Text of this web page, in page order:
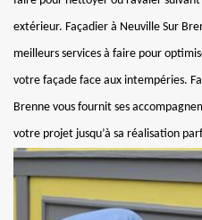
extérieur. Façadier à Neuville Sur
meilleurs services à faire pour
votre façade face aux intempéries.
Brenne vous fournit ses
votre projet jusqu’à sa réalisation